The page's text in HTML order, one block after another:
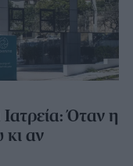
Όταν η
κι αν